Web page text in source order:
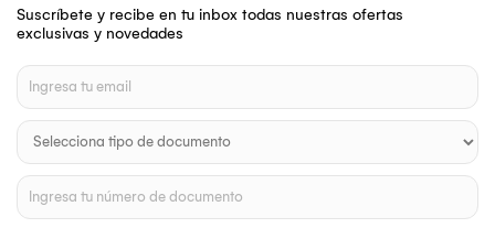
Suscríbete y recibe en tu inbox todas nuestras ofertas
exclusivas y novedades